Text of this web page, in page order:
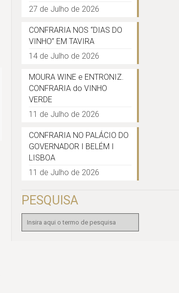
27 de Julho de 2026
CONFRARIA NOS “DIAS DO
VINHO” EM TAVIRA
14 de Julho de 2026
MOURA WINE e ENTRONIZ.
CONFRARIA do VINHO
VERDE
11 de Julho de 2026
CONFRARIA NO PALÁCIO DO
GOVERNADOR I BELÉM I
LISBOA
11 de Julho de 2026
PESQUISA